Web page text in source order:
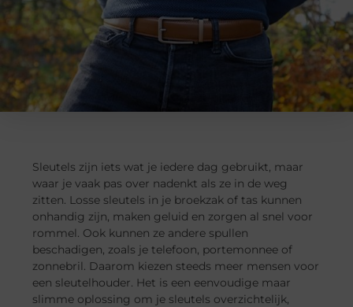
Sleutels zijn iets wat je iedere dag gebruikt, maar
waar je vaak pas over nadenkt als ze in de weg
zitten. Losse sleutels in je broekzak of tas kunnen
onhandig zijn, maken geluid en zorgen al snel voor
rommel. Ook kunnen ze andere spullen
beschadigen, zoals je telefoon, portemonnee of
zonnebril. Daarom kiezen steeds meer mensen voor
een sleutelhouder. Het is een eenvoudige maar
slimme oplossing om je sleutels overzichtelijk,